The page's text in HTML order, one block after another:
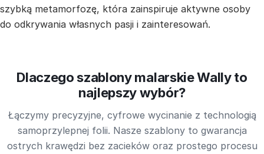
szybką metamorfozę, która zainspiruje aktywne osoby
do odkrywania własnych pasji i zainteresowań.
Dlaczego szablony malarskie Wally to
najlepszy wybór?
Łączymy precyzyjne, cyfrowe wycinanie z technologią
samoprzylepnej folii. Nasze szablony to gwarancja
ostrych krawędzi bez zacieków oraz prostego procesu